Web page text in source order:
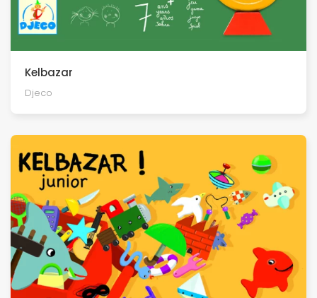
Kelbazar
Djeco